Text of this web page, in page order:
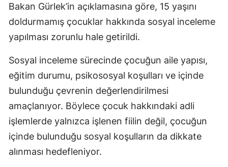
Bakan Gürlek’in açıklamasına göre, 15 yaşını
doldurmamış çocuklar hakkında sosyal inceleme
yapılması zorunlu hale getirildi.
Sosyal inceleme sürecinde çocuğun aile yapısı,
eğitim durumu, psikososyal koşulları ve içinde
bulunduğu çevrenin değerlendirilmesi
amaçlanıyor. Böylece çocuk hakkındaki adli
işlemlerde yalnızca işlenen fiilin değil, çocuğun
içinde bulunduğu sosyal koşulların da dikkate
alınması hedefleniyor.